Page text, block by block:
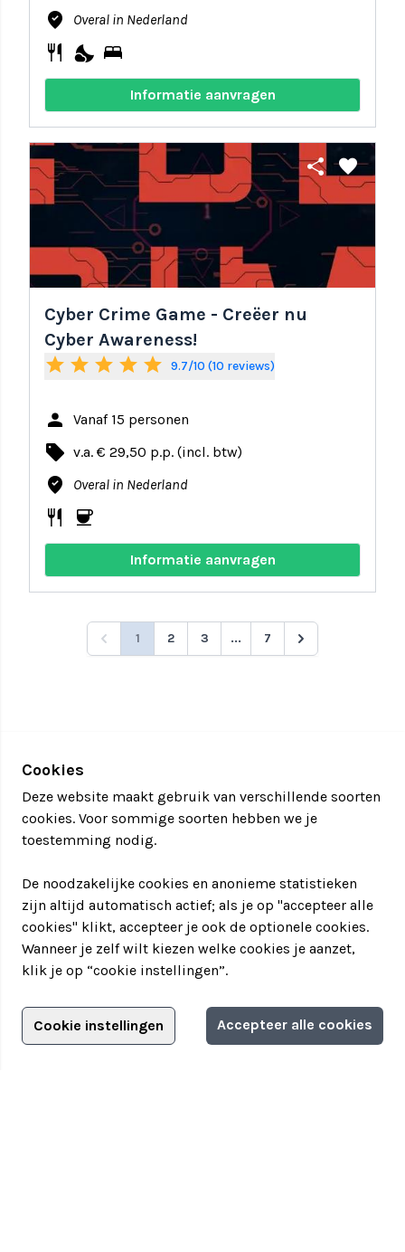
Filter jouw teamuitstapje!
where_to_vote Overal in Nederland
restaurant nights_stay bed
Informatie aanvragen
share favorite
Cyber Crime Game - Creëer nu
Cyber Awareness!
star star star star star 9.7/10 (10 reviews)
person Vanaf 15 personen
local_offer v.a. € 29,50 p.p. (incl. btw)
where_to_vote Overal in Nederland
restaurant coffee
Informatie aanvragen
1 2 3 ... 7
Adverteren?
Adverteerdersopties
Cookies
Deze website maakt gebruik van verschillende soorten
cookies. Voor sommige soorten hebben we je
toestemming nodig.
De noodzakelijke cookies en anonieme statistieken
zijn altijd automatisch actief; als je op "accepteer alle
cookies" klikt, accepteer je ook de optionele cookies.
Wanneer je zelf wilt kiezen welke cookies je aanzet,
klik je op “cookie instellingen”.
Cookie instellingen Accepteer alle cookies